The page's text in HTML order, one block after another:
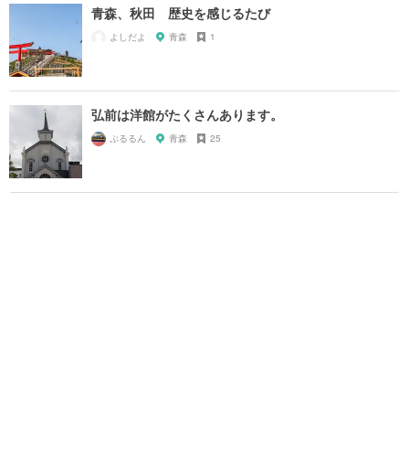
青森、秋田 歴史を感じるたび
よしだよ 青森 1
弘前は洋館がたくさんあります。
ぷるるん 青森 25